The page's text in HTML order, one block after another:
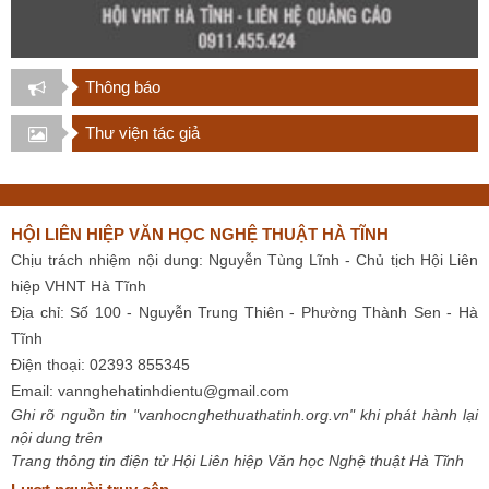
Thông báo
Thư viện tác giả
HỘI LIÊN HIỆP VĂN HỌC NGHỆ THUẬT HÀ TĨNH
Chịu trách nhiệm nội dung: Nguyễn Tùng Lĩnh - Chủ tịch Hội Liên
hiệp VHNT Hà Tĩnh
Địa chỉ: Số 100 - Nguyễn Trung Thiên - Phường Thành Sen - Hà
Tĩnh
Điện thoại: 02393 855345
Email: vannghehatinhdientu@gmail.com
Ghi rõ nguồn tin "vanhocnghethuathatinh.org.vn" khi phát hành lại
nội dung trên
Trang thông tin điện tử Hội Liên hiệp Văn học Nghệ thuật Hà Tĩnh